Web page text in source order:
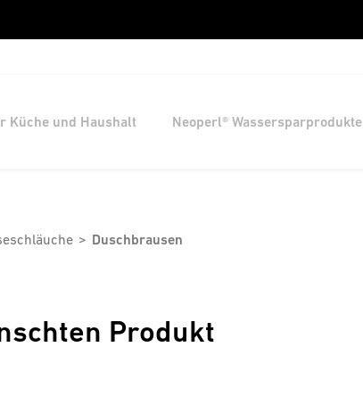
Küche und Haushalt Neoperl® Wassersparprodukte
Duschbrausen
Produkt